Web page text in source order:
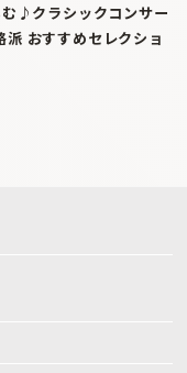
♪クラシックコンサー
おすすめセレクショ